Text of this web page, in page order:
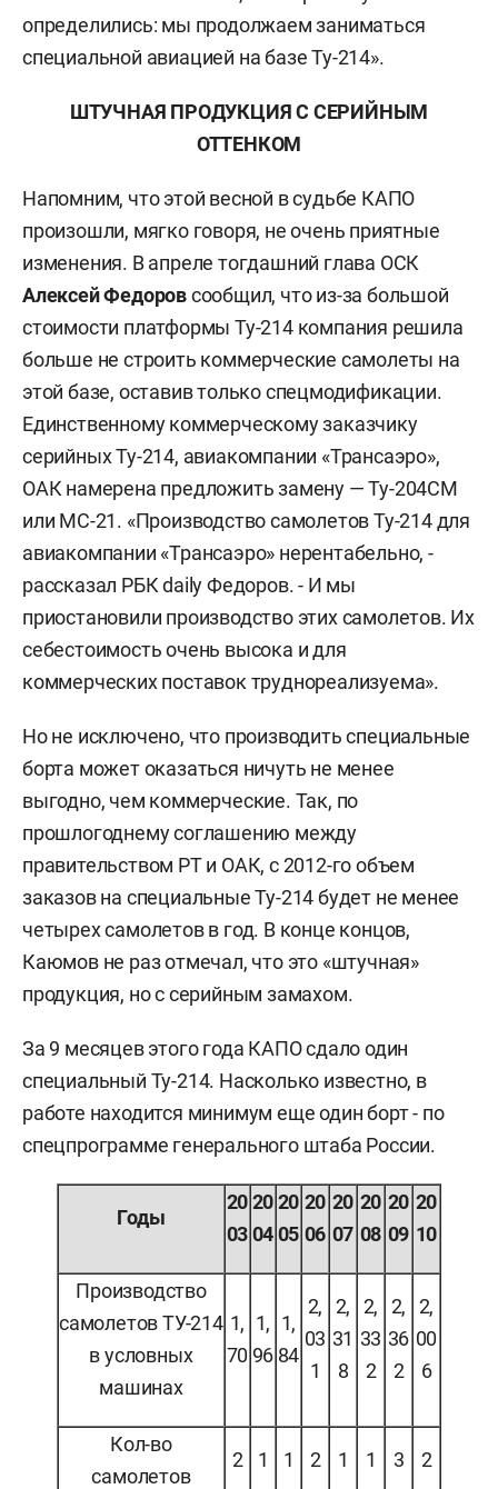
определились: мы продолжаем заниматься
специальной авиацией на базе Ту-214».
ШТУЧНАЯ ПРОДУКЦИЯ С СЕРИЙНЫМ
ОТТЕНКОМ
Напомним, что этой весной в судьбе КАПО
произошли, мягко говоря, не очень приятные
изменения. В апреле тогдашний глава ОСК
Алексей Федоровсообщил, что из-за большой
стоимости платформы Ту-214 компания решила
больше не строить коммерческие самолеты на
этой базе, оставив только спецмодификации.
Единственному коммерческому заказчику
серийных Ту-214, авиакомпании «Трансаэро»,
ОАК намерена предложить замену — Ту-204СМ
или МС-21. «Производство самолетов Ту-214 для
авиакомпании «Трансаэро» нерентабельно, -
рассказал РБК daily Федоров. - И мы
приостановили производство этих самолетов. Их
себестоимость очень высока и для
коммерческих поставок труднореализуема».
Но не исключено, что производить специальные
борта может оказаться ничуть не менее
выгодно, чем коммерческие. Так, по
прошлогоднему соглашению между
правительством РТ и ОАК, с 2012-го объем
заказов на специальные Ту-214 будет не менее
четырех самолетов в год. В конце концов,
Каюмов не раз отмечал, что это «штучная»
продукция, но с серийным замахом.
За 9 месяцев этого года КАПО сдало один
специальный Ту-214. Насколько известно, в
работе находится минимум еще один борт - по
спецпрограмме генерального штаба России.
Годы
20
03
20
04
20
05
20
06
20
07
20
08
20
09
20
10
Производство
самолетов ТУ-214
в условных
машинах
1,
70
1,
96
1,
84
2,
03
1
2,
31
8
2,
33
2
2,
36
2
2,
00
6
Кол-во
самолетов
2 1 1 2 1 1 3 2